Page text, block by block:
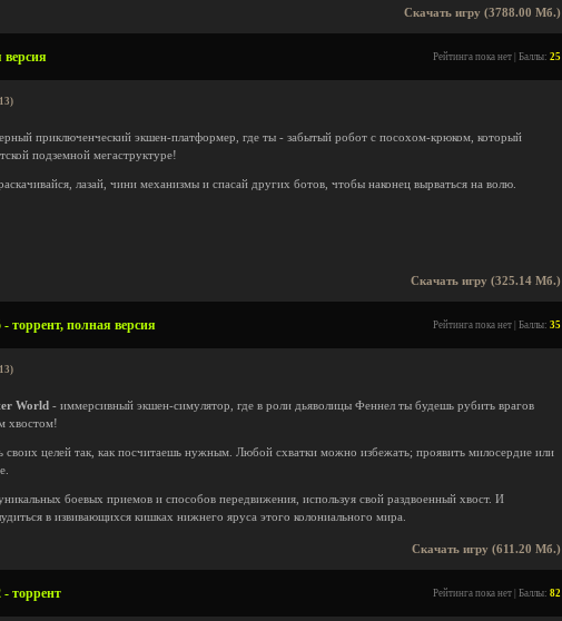
Скачать игру (3788.00 Мб.)
версия Рейтинга пока нет | Баллы: 25
приключенческий экшен-платформер, где ты - забытый робот с посохом-крюком, который
подземной мегаструктуре!
лазай, чини механизмы и спасай других ботов, чтобы наконец вырваться на волю.
Скачать игру (325.14 Мб.)
торрент, полная версия Рейтинга пока нет | Баллы: 35
World - иммерсивный экшен-симулятор, где в роли дьяволицы Феннел ты будешь рубить врагов
хвостом!
целей так, как посчитаешь нужным. Любой схватки можно избежать; проявить милосердие или
боевых приемов и способов передвижения, используя свой раздвоенный хвост. И
в извивающихся кишках нижнего яруса этого колониального мира.
Скачать игру (611.20 Мб.)
торрент Рейтинга пока нет | Баллы: 82